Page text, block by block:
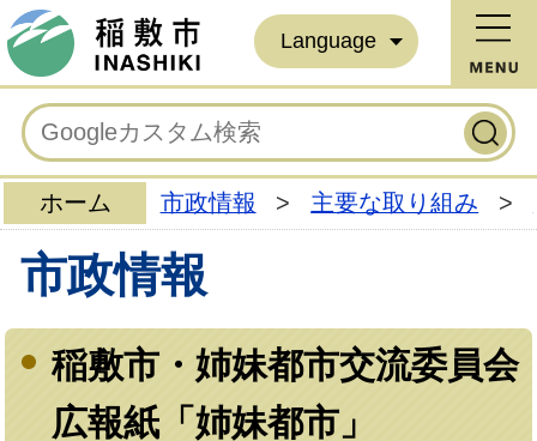
Language
ホーム 市政情報 > 主要な取り組み >
市政情報
稲敷市・姉妹都市交流委員会
広報紙「姉妹都市」